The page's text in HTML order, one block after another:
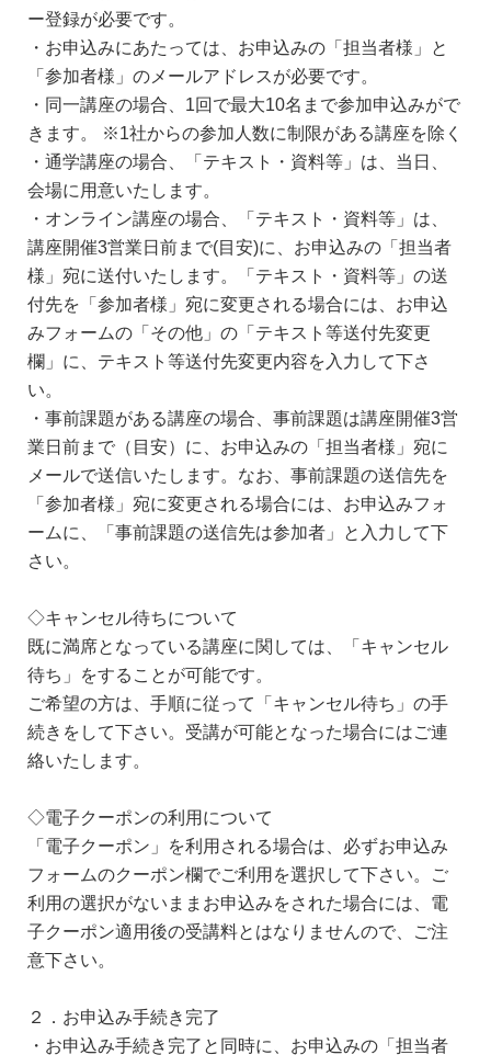
ー登録が必要です。
・お申込みにあたっては、お申込みの「担当者様」と
「参加者様」のメールアドレスが必要です。
・同一講座の場合、1回で最大10名まで参加申込みがで
きます。 ※1社からの参加人数に制限がある講座を除く
・通学講座の場合、「テキスト・資料等」は、当日、
会場に用意いたします。
・オンライン講座の場合、「テキスト・資料等」は、
講座開催3営業日前まで(目安)に、お申込みの「担当者
様」宛に送付いたします。「テキスト・資料等」の送
付先を「参加者様」宛に変更される場合には、お申込
みフォームの「その他」の「テキスト等送付先変更
欄」に、テキスト等送付先変更内容を入力して下さ
い。
・事前課題がある講座の場合、事前課題は講座開催3営
業日前まで（目安）に、お申込みの「担当者様」宛に
メールで送信いたします。なお、事前課題の送信先を
「参加者様」宛に変更される場合には、お申込みフォ
ームに、「事前課題の送信先は参加者」と入力して下
さい。
◇キャンセル待ちについて
既に満席となっている講座に関しては、「キャンセル
待ち」をすることが可能です。
ご希望の方は、手順に従って「キャンセル待ち」の手
続きをして下さい。受講が可能となった場合にはご連
絡いたします。
◇電子クーポンの利用について
「電子クーポン」を利用される場合は、必ずお申込み
フォームのクーポン欄でご利用を選択して下さい。ご
利用の選択がないままお申込みをされた場合には、電
子クーポン適用後の受講料とはなりませんので、ご注
意下さい。
２．お申込み手続き完了
・お申込み手続き完了と同時に、お申込みの「担当者